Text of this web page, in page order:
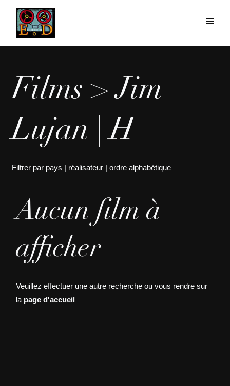
Films > Jim
Lujan | H
Filtrer par pays | réalisateur| ordre alphabétique
Aucun film à
afficher
Veuillez effectuer une autre recherche ou vous rendre sur
la page d'accueil